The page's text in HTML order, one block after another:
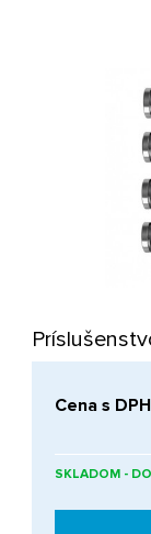
Cena s
SKLADOM -